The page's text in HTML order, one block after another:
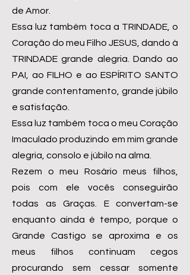
de Amor.
Essa luz também toca a TRINDADE, o
Coração do meu Filho JESUS, dando à
TRINDADE grande alegria. Dando ao
PAI, ao FILHO e ao ESPÍRITO SANTO
grande contentamento, grande júbilo
e satisfação.
Essa luz também toca o meu Coração
Imaculado produzindo em mim grande
alegria, consolo e júbilo na alma.
Rezem o meu Rosário meus filhos,
pois com ele vocês conseguirão
todas as Graças. E convertam-se
enquanto ainda é tempo, porque o
Grande Castigo se aproxima e os
meus filhos continuam cegos
procurando sem cessar somente